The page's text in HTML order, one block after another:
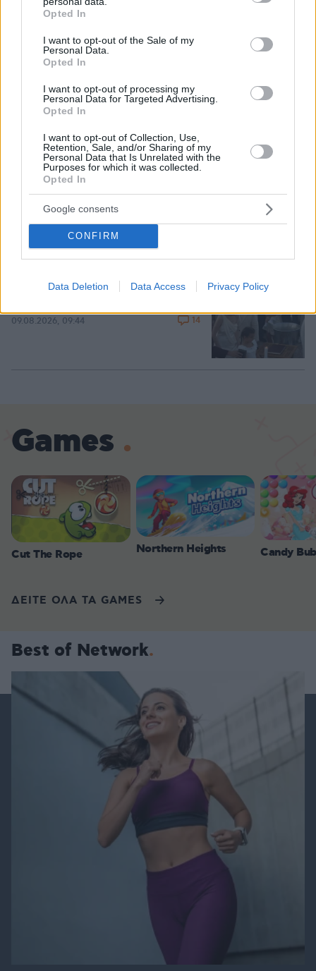
grant or deny consent to Google and its third-party tags to
use your data for below specified purposes in below Google
consent section.
Opted In
I want to opt-out of the Sale of my
Personal Data.
Opted In
I want to opt-out of processing my
Personal Data for Targeted Advertising.
Opted In
I want to opt-out of Collection, Use,
Retention, Sale, and/or Sharing of my
Personal Data that Is Unrelated with the
Purposes for which it was collected.
Opted In
Google consents
CONFIRM
Data Deletion Data Access Privacy Policy
Μέσης Ανατολής: Γιατί χίλια πλήγματα
δεν ήταν αρκετά για να τους
σταματήσουν
09.08.2026, 13:59 53
Το σπίτι του τρόμου στο Άινταχο: Η
νύχτα που τέσσερις φοιτητές
δολοφονήθηκαν μέσα σε λίγα λεπτά
της στη Βουλιαγμένη, δείτε
09.08.2026, 09:44 14
Games
Cut The Rope Northern Heights Candy
ΔΕΙΤΕ ΟΛΑ ΤΑ GAMES
Best of Network